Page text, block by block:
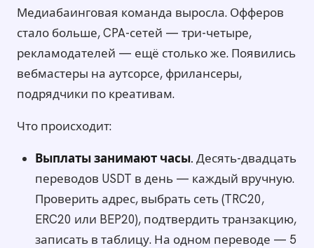
Медиабаинговая команда выросла. Офферов
стало больше, CPA-сетей — три-четыре,
рекламодателей — ещё столько же. Появились
вебмастеры на аутсорсе, фрилансеры,
подрядчики по креативам.
Что происходит:
Выплаты занимают часы. Десять-двадцать
переводов USDT в день — каждый вручную.
Проверить адрес, выбрать сеть (TRC20,
ERC20 или BEP20), подтвердить транзакцию,
записать в таблицу. На одном переводе — 5